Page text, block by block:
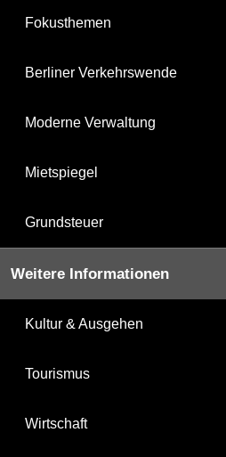
Fokusthemen
Berliner Verkehrswende
Moderne Verwaltung
Mietspiegel
Grundsteuer
Weitere Informationen
Kultur & Ausgehen
Tourismus
Wirtschaft